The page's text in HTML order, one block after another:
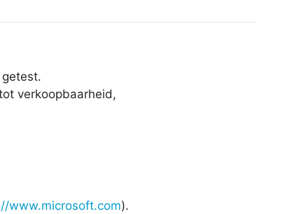
verkoopbaarheid,
www.microsoft.com).